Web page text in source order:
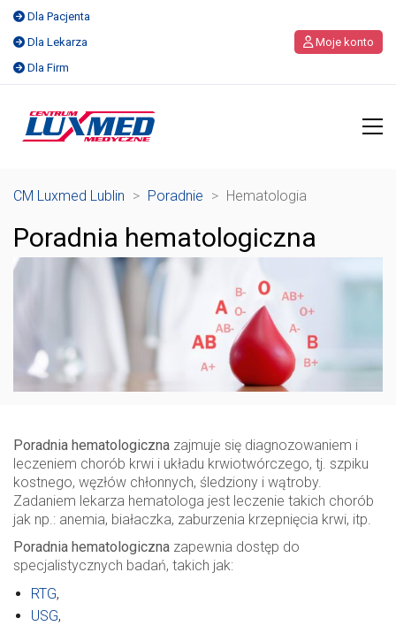
Dla Pacjenta
Dla Lekarza
Dla Firm
Moje konto
CM Luxmed Lublin > Poradnie > Hematologia
Poradnia hematologiczna
Poradnia hematologiczna zajmuje się diagnozowaniem i
leczeniem chorób krwi i układu krwiotwórczego, tj. szpiku
kostnego, węzłów chłonnych, śledziony i wątroby.
Zadaniem lekarza hematologa jest leczenie takich chorób
jak np.: anemia, białaczka, zaburzenia krzepnięcia krwi, itp.
Poradnia hematologiczna zapewnia dostęp do
specjalistycznych badań, takich jak:
RTG,
USG,